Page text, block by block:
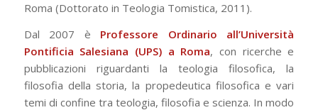
Roma (Dottorato in Teologia Tomistica, 2011).
Dal 2007 è Professore Ordinario all’Università
Pontificia Salesiana (UPS) a Roma, con ricerche e
pubblicazioni riguardanti la teologia filosofica, la
filosofia della storia, la propedeutica filosofica e vari
temi di confine tra teologia, filosofia e scienza. In modo